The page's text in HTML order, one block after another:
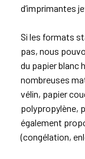
d’imprimantes
Si les formats
pas, nous
du papier blanc
nombreuses
vélin, papier
polypropylène,
également
(congélation,